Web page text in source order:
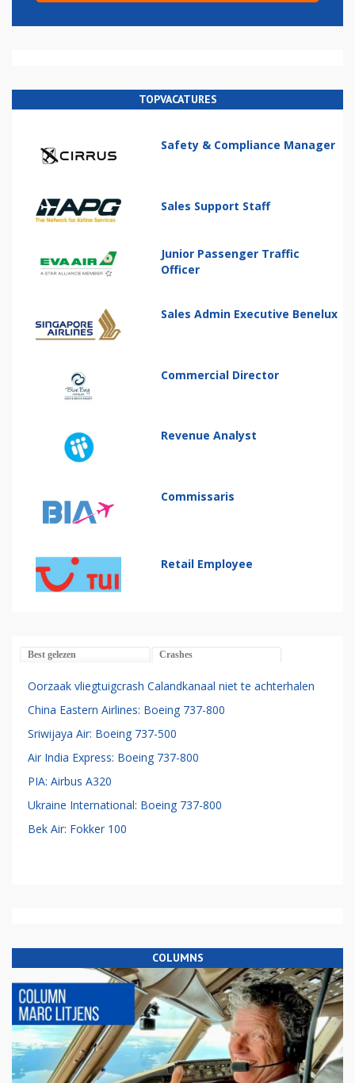
TOPVACATURES
Safety & Compliance Manager
Sales Support Staff
Junior Passenger Traffic
Officer
Sales Admin Executive Benelux
Commercial Director
Revenue Analyst
Commissaris
Retail Employee
Best gelezen Crashes
Oorzaak vliegtuigcrash Calandkanaal niet te achterhalen
China Eastern Airlines: Boeing 737-800
Sriwijaya Air: Boeing 737-500
Air India Express: Boeing 737-800
PIA: Airbus A320
Ukraine International: Boeing 737-800
Bek Air: Fokker 100
COLUMNS